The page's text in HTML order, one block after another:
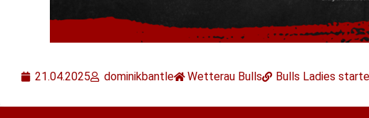
21.04.2025 dominikbantle Wetterau Bulls Bulls Ladies